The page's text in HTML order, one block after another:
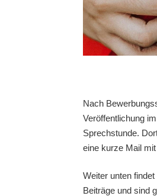
Nach
Veröffentlichung
Sprechstunde.
eine kurze Mail
Weiter unten
Beiträge und sind